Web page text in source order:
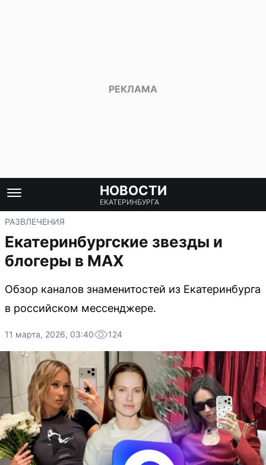
НОВОСТИ
ЕКАТЕРИНБУРГА
РАЗВЛЕЧЕНИЯ
Екатеринбургские звезды и
блогеры в MAX
Обзор каналов знаменитостей из Екатеринбурга
в российском мессенджере.
11 марта, 2026, 03:40 124